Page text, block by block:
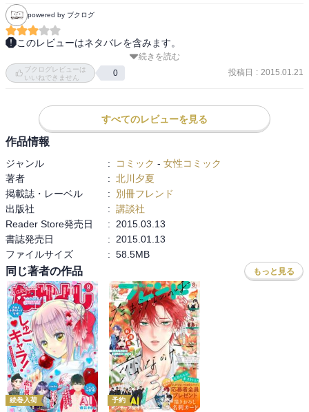
powered by ブクログ
このレビューはネタバレを含みます。
今年は海！海ですよ！
つるぺた！
１４話目。
愛名は才能あるよね。。。
キャバクラ嬢としての（笑）
１５話目。
まさかの光永にライバル現る！
まさかの決闘！
１６話目。
決闘は卓球？！
なんでも得意なものをはあるといいよねって話。
ありのままでいましょう！
続きを読む
ブクログレビューは
いいねできません
0 投稿日 : 2015.01.21
すべてのレビューを見る
作品情報
ジャンル : コミック - 女性コミック
著者
: 北川夕夏
掲載誌・レーベル
:
別冊フレンド
出版社
: 講談社
Reader Store発売日
:
2015.03.13
書誌発売日
:
2015.01.13
ファイルサイズ
: 58.5MB
同じ著者の作品 もっと見る
続巻入荷 予約